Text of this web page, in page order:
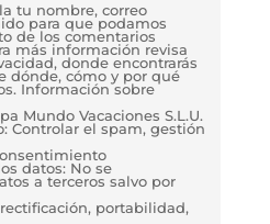
tu nombre, correo
para que podamos
de los comentarios
más información revisa
donde encontrarás
dónde, cómo y por qué
Información sobre
Mundo Vacaciones S.L.U.
Controlar el spam, gestión
datos: No se
a terceros salvo por
portabilidad,